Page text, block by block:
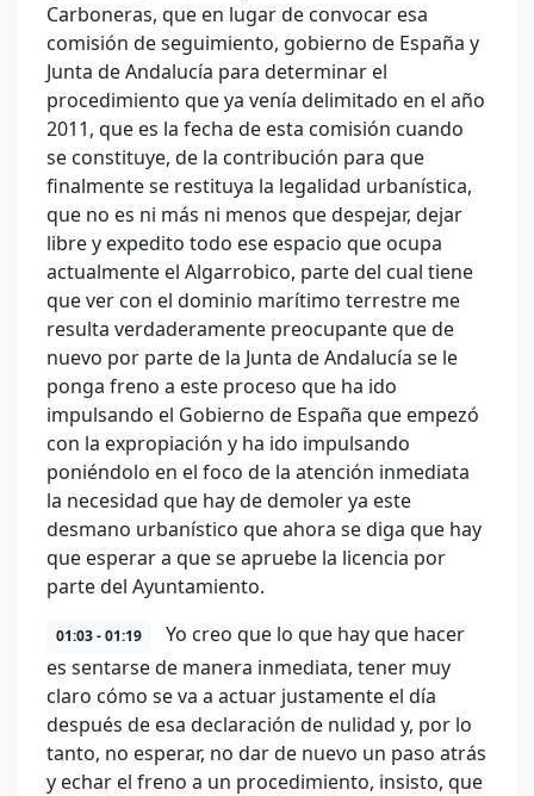
Carboneras, que en lugar de convocar esa
comisión de seguimiento, gobierno de España y
Junta de Andalucía para determinar el
procedimiento que ya venía delimitado en el año
2011, que es la fecha de esta comisión cuando
se constituye, de la contribución para que
finalmente se restituya la legalidad urbanística,
que no es ni más ni menos que despejar, dejar
libre y expedito todo ese espacio que ocupa
actualmente el Algarrobico, parte del cual tiene
que ver con el dominio marítimo terrestre me
resulta verdaderamente preocupante que de
nuevo por parte de la Junta de Andalucía se le
ponga freno a este proceso que ha ido
impulsando el Gobierno de España que empezó
con la expropiación y ha ido impulsando
poniéndolo en el foco de la atención inmediata
la necesidad que hay de demoler ya este
desmano urbanístico que ahora se diga que hay
que esperar a que se apruebe la licencia por
parte del Ayuntamiento.
01:03 - 01:19
Yo creo que lo que hay que hacer
es sentarse de manera inmediata, tener muy
claro cómo se va a actuar justamente el día
después de esa declaración de nulidad y, por lo
tanto, no esperar, no dar de nuevo un paso atrás
y echar el freno a un procedimiento, insisto, que